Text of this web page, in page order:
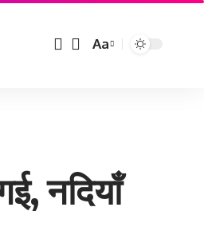
Font
Aa
नदियाँ